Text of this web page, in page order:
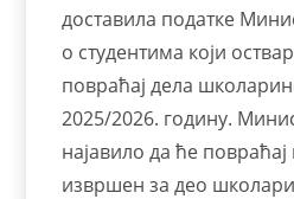
доставила податке
о студентима који
повраћај дела
2025/2026. годину.
најавило да ће
извршен за део